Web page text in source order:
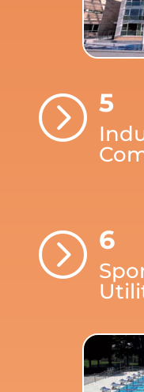
= 5
= 6